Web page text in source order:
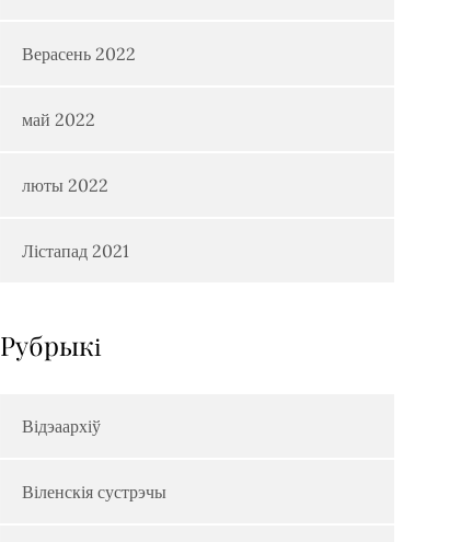
Верасень 2022
май 2022
люты 2022
Лістапад 2021
Рубрыкi
Відэаархіў
Віленскія сустрэчы